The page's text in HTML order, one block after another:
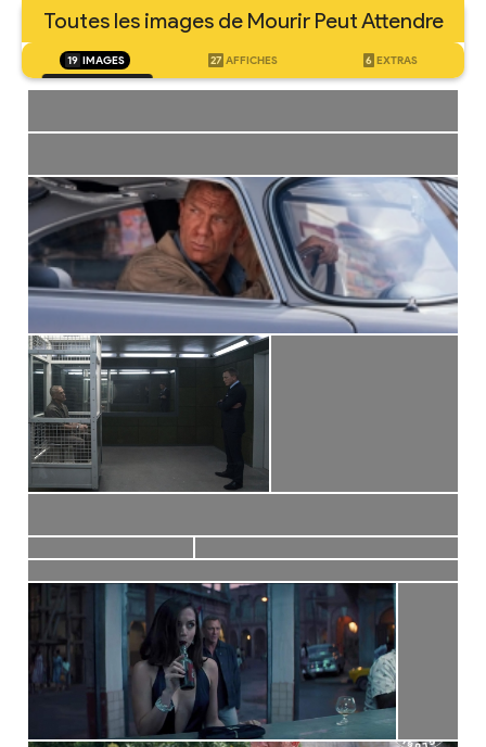
Toutes les images de Mourir Peut Attendre
19 IMAGES 27 AFFICHES 6 EXTRAS